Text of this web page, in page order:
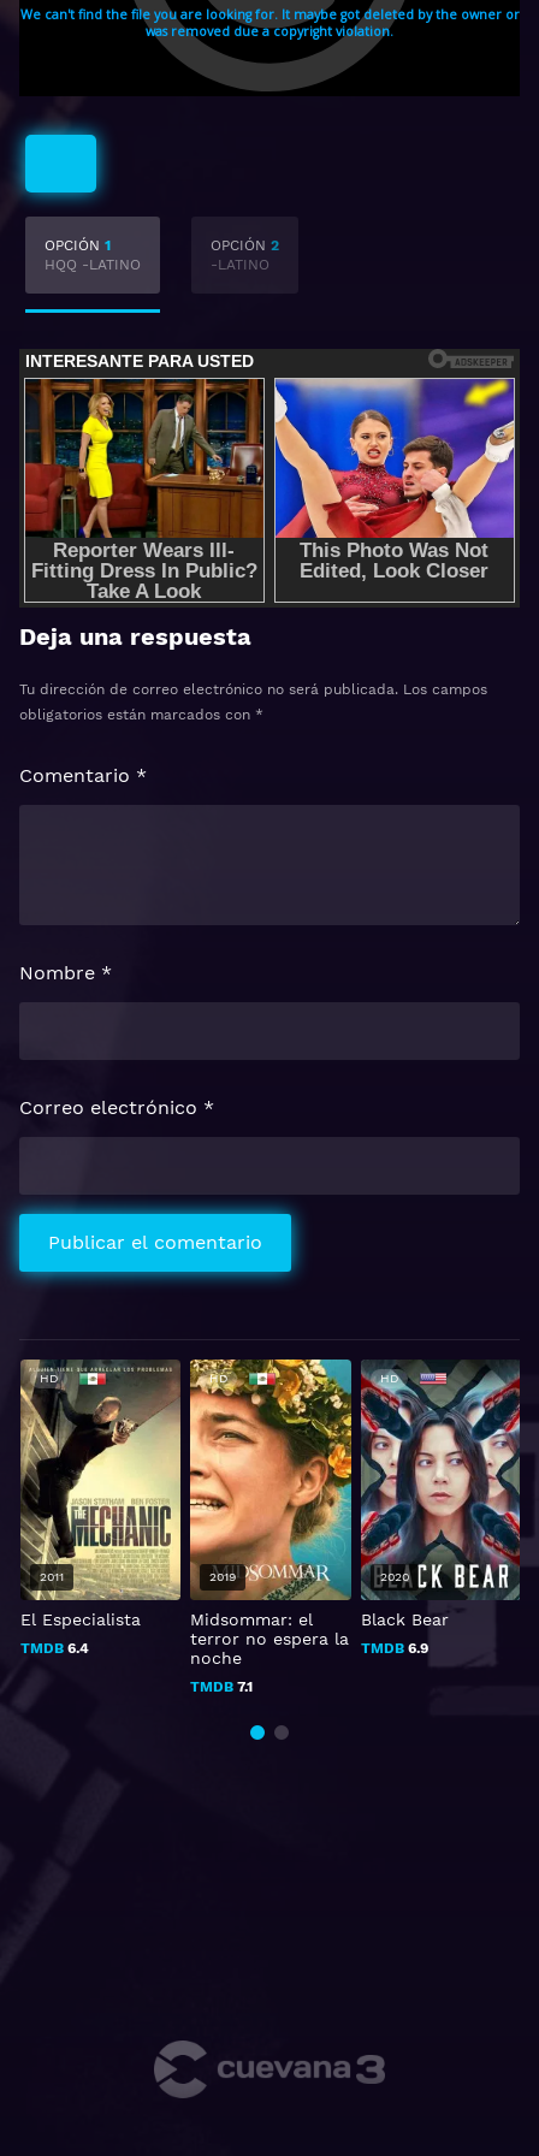
OPCIÓN 1
HQQ -LATINO
OPCIÓN 2
-LATINO
Deja una respuesta
Tu dirección de correo electrónico no será publicada. Los campos
obligatorios están marcados con *
Comentario *
Nombre *
Correo electrónico *
El Especialista
TMDB6.4
HD
2011
Midsommar: el
terror no espera la
noche
TMDB 7.1
HD
2019
Black Bear
TMDB6.9
HD
2020